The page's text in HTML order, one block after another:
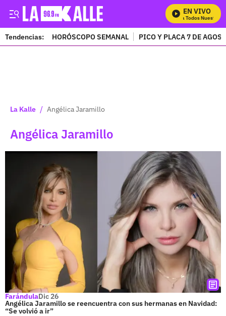
EN VIVO
Mira Todos Nuestros
Tendencias: HORÓSCOPO SEMANAL PICO Y PLACA 7 DE
La Kalle / Angélica Jaramillo
Angélica Jaramillo
FarándulaDic 26
Angélica Jaramillo se reencuentra con sus hermanas en Navidad:
“Se volvió a ir”